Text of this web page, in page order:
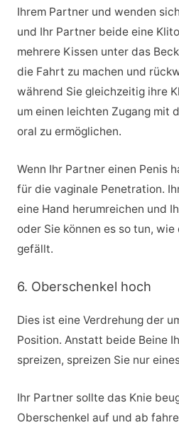
Ihrem Partner und wenden
und Ihr Partner beide eine
mehrere Kissen unter das
die Fahrt zu machen und
während Sie gleichzeitig ihre
um einen leichten Zugang mit
oral zu ermöglichen.
Wenn Ihr Partner einen Penis
für die vaginale Penetration.
eine Hand herumreichen und
oder Sie können es so tun, wie
gefällt.
6. Oberschenkel hoch
Dies ist eine Verdrehung der
Position. Anstatt beide Beine
spreizen, spreizen Sie nur
Ihr Partner sollte das Knie
Oberschenkel auf und ab